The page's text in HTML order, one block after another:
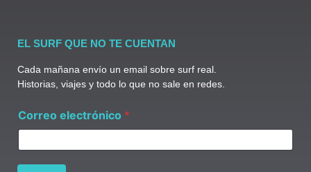
EL SURF QUE NO TE CUENTAN
Cada mañana envío un email sobre surf real.
Historias, viajes y todo lo que no sale en redes.
o
r
Correo electrónico *